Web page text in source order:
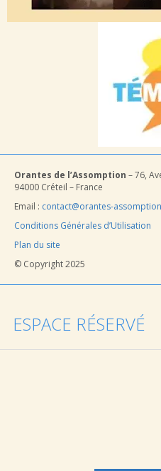
Orantes de l’Assomption – 76,
94000 Créteil – France
Email : contact@orantes-
Conditions Générales d’Utilisation
Plan du site
© Copyright 2025
ESPACE RÉSERVÉ